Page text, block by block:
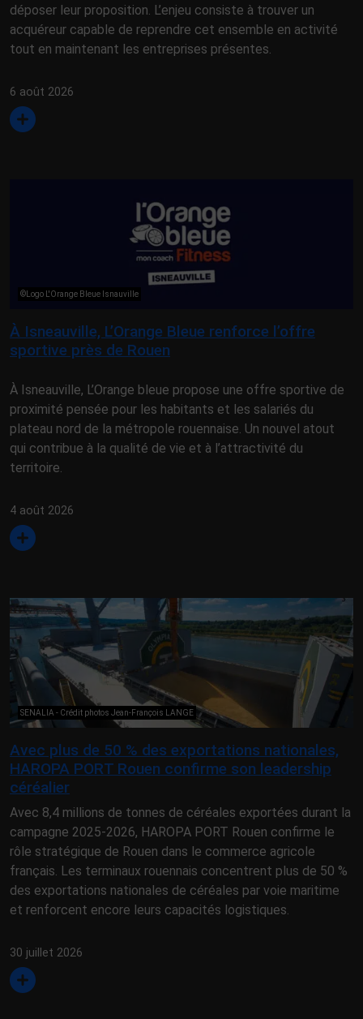
déposer leur proposition. L’enjeu consiste à trouver un
acquéreur capable de reprendre cet ensemble en activité
tout en maintenant les entreprises présentes.
6 août 2026
©Logo L'Orange Bleue Isnauville
À Isneauville, L’Orange Bleue renforce l’offre
sportive près de Rouen
À Isneauville, L’Orange bleue propose une offre sportive de
proximité pensée pour les habitants et les salariés du
plateau nord de la métropole rouennaise. Un nouvel atout
qui contribue à la qualité de vie et à l’attractivité du
territoire.
4 août 2026
SENALIA - Crédit photos Jean-François LANGE
Avec plus de 50 % des exportations nationales,
HAROPA PORT Rouen confirme son leadership
céréalier
Avec 8,4 millions de tonnes de céréales exportées durant la
campagne 2025-2026, HAROPA PORT Rouen confirme le
rôle stratégique de Rouen dans le commerce agricole
français. Les terminaux rouennais concentrent plus de 50 %
des exportations nationales de céréales par voie maritime
et renforcent encore leurs capacités logistiques.
30 juillet 2026